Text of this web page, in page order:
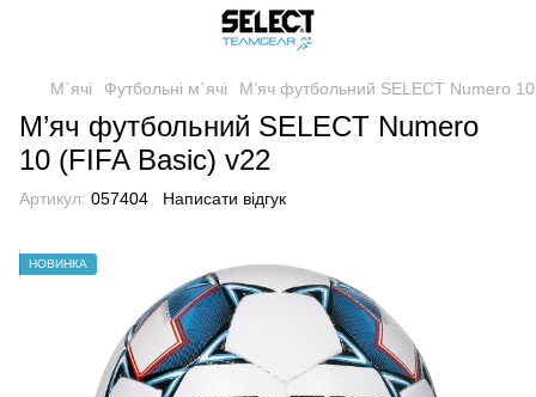
М`ячі Футбольні м`ячі М’яч футбольний SELECT Numero
М’яч футбольний SELECT Numero
10 (FIFA Basic) v22
Артикул: 057404 Написати відгук
НОВИНКА